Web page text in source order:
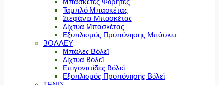
Μπασκέτες Φορητές
Ταμπλό Μπασκέτας
Στεφάνια Μπασκέτας
Δίχτυα Μπασκέτας
Εξοπλισμός Προπόνησης Μπάσκετ
ΒΟΛΛΕΥ
Μπάλες Βόλεϊ
Δίχτυα Βόλεϊ
Επιγονατίδες Βόλεϊ
Εξοπλισμός Προπόνησης Βόλεϊ